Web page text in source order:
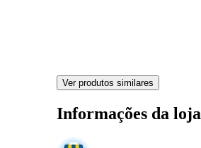
Ver produtos similares
Informações da loja